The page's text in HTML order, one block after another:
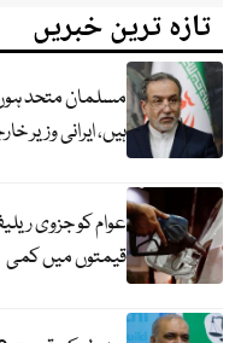
تازہ ترین خبریں
مسلمان متحد
ہیں، ایرانی وزیر
عوام کو جزوی
قیمتوں میں کمی